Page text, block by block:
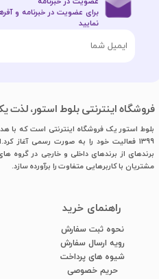
فروشگاه اینترنتی بلوط استور،
بلوط استور یک فروشگاه اینترنتی است که با
1399 فعالیت خود را به صورت رسمی آغاز
برندهای از برندهای داخلی و خارجی در گروه
مشتریان با کاربرهایی متفاوت را برآورده سازد.
​راهنمای خرید
نحوه ثبت سفارش
رویه ارسال سفارش
شیوه های پرداخت
​​​​​​​حریم خصوصی
برای عضویت در خبرنامه و
نمایید​​​​​​​